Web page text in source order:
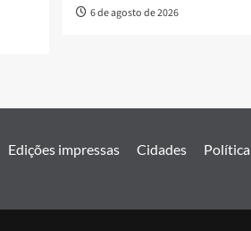
6 de agosto de 2026
Edições impressas Cidades Política